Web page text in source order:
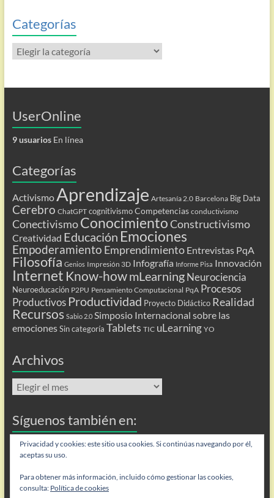
Categorías
Categorías
UserOnline
9 usuariosEn línea
Categorías
Activismo Aprendizaje Artesanía 2.0 Barcelona Big Data
Cerebro ChatGPT cognitivismo Competencias conductivismo
ConectivismoConocimientoConstructivismo
Creatividad Educación Emociones
Empoderamiento Emprendimiento Entrevistas PqA
Filosofía Genios Impresión 3D Infografía Informe Pisa Innovación
Internet Know-howmLearning Neurociencia
Neuroeducación P2PU Pensamiento Computacional PqA Procesos
Productivos Productividad Proyecto Didáctico Realidad
Recursos Sabio 2.0 Simposio Internacional sobre las
emociones Sin categoría Tablets TIC uLearning YO
Archivos
Archivos
Síguenos también en:
Flip
Privacidad y cookies: este sitio usa cookies. Si continúas navegando por él,
aceptas su uso.
Para obtener más información, incluido cómo gestionar las cookies,
consulta: Política de cookies